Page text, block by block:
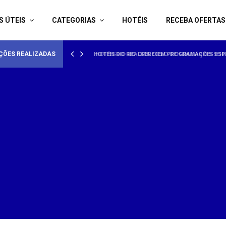
ÚTEIS CATEGORIAS HOTÉIS RECEBA OFERTAS
REALIZADAS HOTÉISRIO REALIZA CICLO DE SEMINÁRIOS